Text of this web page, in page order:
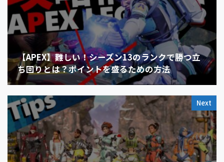
【APEX】難しい！シーズン13のランクで勝つ立
ち回りとは？ポイントを盛るための方法
Next